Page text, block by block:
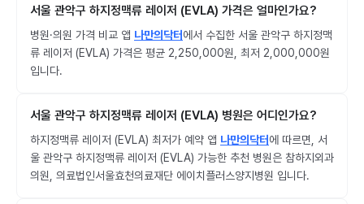
서울 관악구 하지정맥류 레이저 (EVLA) 가격은 얼마인가요?
병원·의원 가격 비교 앱 나만의닥터에서 수집한 서울 관악구 하지정맥
류 레이저 (EVLA) 가격은 평균 2,250,000원, 최저 2,000,000원
입니다.
서울 관악구 하지정맥류 레이저 (EVLA) 병원은 어디인가요?
하지정맥류 레이저 (EVLA) 최저가 예약 앱 나만의닥터에 따르면, 서
울 관악구 하지정맥류 레이저 (EVLA) 가능한 추천 병원은 참하지외과
의원, 의료법인서울효천의료재단 에이치플러스양지병원 입니다.